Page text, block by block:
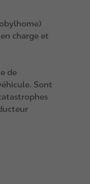
charge et
de
Sont